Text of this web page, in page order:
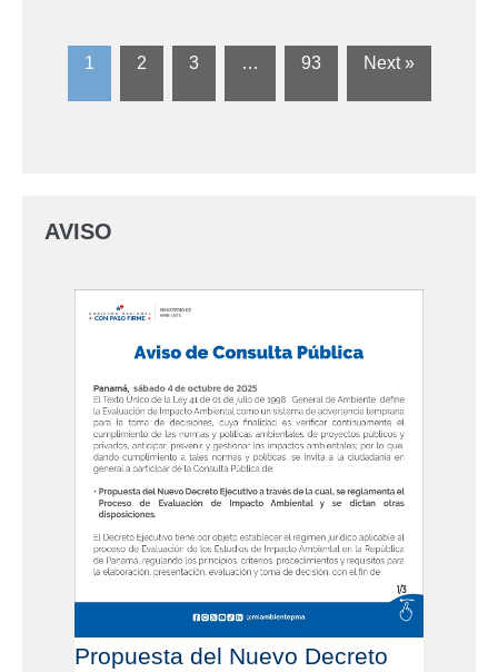
1 2 3 … 93 Next »
AVISO
Propuesta del Nuevo Decreto